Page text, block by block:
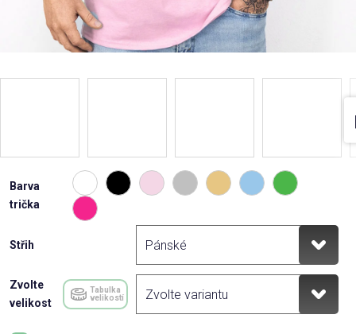
Barva
trička
Střih
Zvolte
velikost
Tabulka
velikostí